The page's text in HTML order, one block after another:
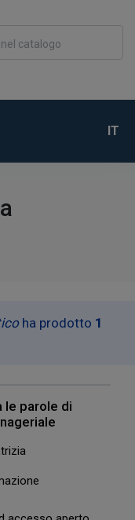
catalogo
IT
ha prodotto 1
le parole di